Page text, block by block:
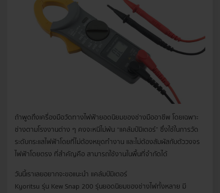
ถ้าพูดถึงเครื่องมือวัดทางไฟฟ้ายอดนิยมของช่างมืออาชีพ โดยเฉพาะ
ช่างตามโรงงานต่าง ๆ คงจะหนีไม่พ้น “แคล้มป์มิเตอร์” ซึ่งใช้ในการวัด
ระดับกระแสไฟฟ้าโดยที่ไม่ต้องหยุดทำงาน และไม่ต้องสัมผัสกับตัววงจร
ไฟฟ้าโดยตรง ที่สำคัญคือ สามารถใช้งานในพื้นที่จำกัดได้
วันนี้เราเลยอยากจะขอแนะนำ แคล้มป์มิเตอร์
Kyoritsu รุ่น Kew Snap 200 รุ่นยอดนิยมของช่างไฟทั้งหลาย มี